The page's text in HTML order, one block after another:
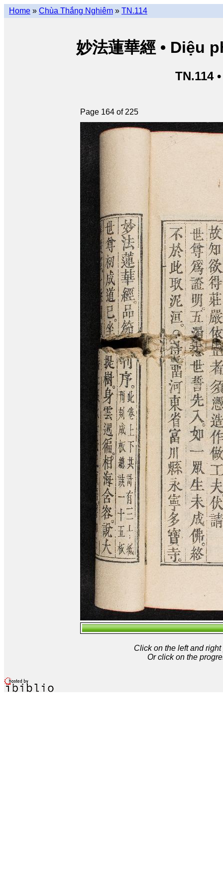
Home » Chùa Thắng Nghiêm » TN.114
妙法蓮華經 • Diệu
TN.114
Page 164 of 225
Click on the left and
Or click on the